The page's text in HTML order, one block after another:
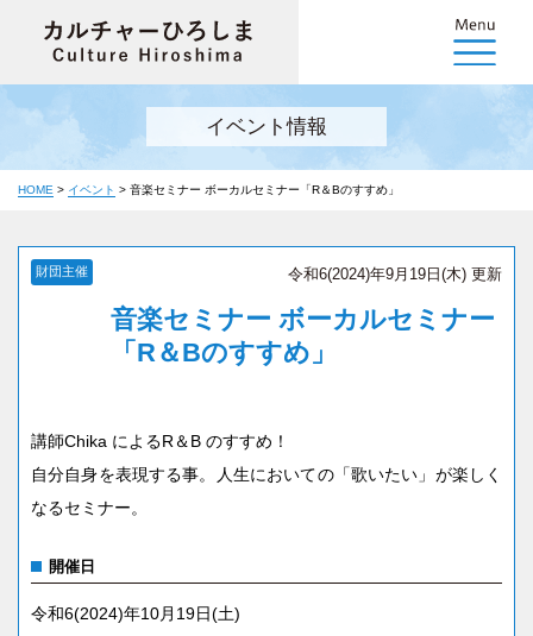
イベント情報
HOME > イベント > 音楽セミナー ボーカルセミナー「R＆Bのすすめ」
令和6(2024)年9月19日(木) 更新
財団主催
音楽セミナー ボーカルセミナー
「R＆Bのすすめ」
講師Chika によるR＆B のすすめ！
自分自身を表現する事。人生においての「歌いたい」が楽しく
なるセミナー。
開催日
令和6(2024)年10月19日(土)